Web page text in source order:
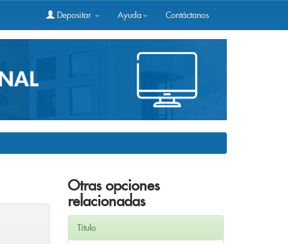
Depositar Ayuda Contáctanos
Otras opciones
relacionadas
Título